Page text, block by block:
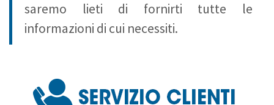
saremo lieti di fornirti tutte le
informazioni di cui necessiti.